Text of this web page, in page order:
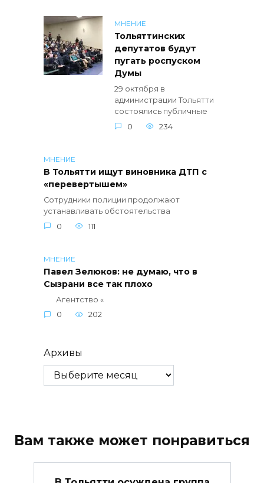
МНЕНИЕ
Тольяттинских
депутатов будут
пугать роспуском
Думы
29 октября в
администрации Тольятти
состоялись публичные
0
234
МНЕНИЕ
В Тольятти ищут виновника ДТП с
«перевертышем»
Сотрудники полиции продолжают
устанавливать обстоятельства
0
111
МНЕНИЕ
Павел Зелюков: не думаю, что в
Сызрани все так плохо
Агентство «
0
202
Архивы
Вам также может понравиться